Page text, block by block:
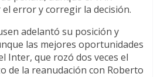
error y corregir la decisión.
adelantó su posición y
las mejores oportunidades
Inter, que rozó dos veces el
de la reanudación con Roberto